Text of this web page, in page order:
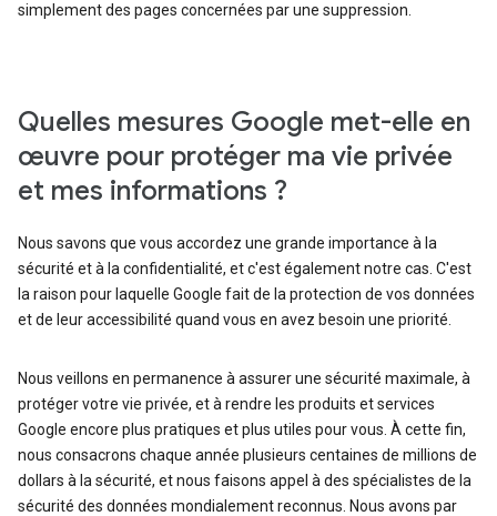
simplement des pages concernées par une suppression.
Quelles mesures Google met-elle en
œuvre pour protéger ma vie privée
et mes informations ?
Nous savons que vous accordez une grande importance à la
sécurité et à la confidentialité, et c'est également notre cas. C'est
la raison pour laquelle Google fait de la protection de vos données
et de leur accessibilité quand vous en avez besoin une priorité.
Nous veillons en permanence à assurer une sécurité maximale, à
protéger votre vie privée, et à rendre les produits et services
Google encore plus pratiques et plus utiles pour vous. À cette fin,
nous consacrons chaque année plusieurs centaines de millions de
dollars à la sécurité, et nous faisons appel à des spécialistes de la
sécurité des données mondialement reconnus. Nous avons par